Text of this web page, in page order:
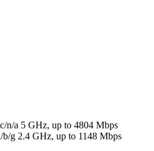
n/a 5 GHz, up to 4804 Mbps
g 2.4 GHz, up to 1148 Mbps